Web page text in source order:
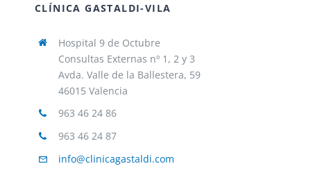
CLÍNICA GASTALDI-VILA
Hospital 9 de Octubre
Consultas Externas nº 1, 2 y 3
Avda. Valle de la Ballestera, 59
46015 Valencia
963 46 24 86
963 46 24 87
info@clinicagastaldi.com